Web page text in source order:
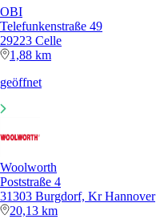
OBI
Telefunkenstraße 49
29223 Celle
1,88 km
geöffnet
Woolworth
Poststraße 4
31303 Burgdorf, Kr Hannover
20,13 km